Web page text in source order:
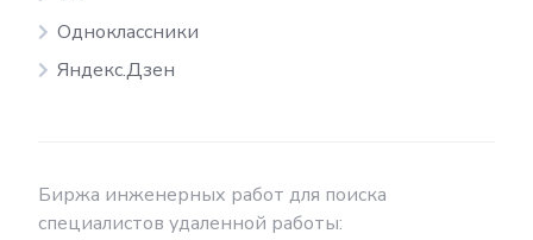
Одноклассники
Яндекс.Дзен
Биржа инженерных работ для поиска
специалистов удаленной работы: